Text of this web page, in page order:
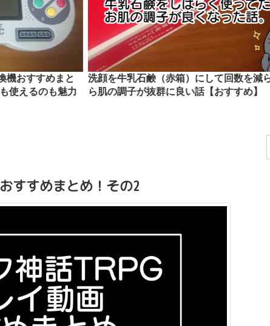
めまと
のも魅力
洗顔を牛乳石鹸（赤箱）にして回数を減らした
ら肌の調子が抜群に良い話【おすすめ】
すすめまとめ！その2